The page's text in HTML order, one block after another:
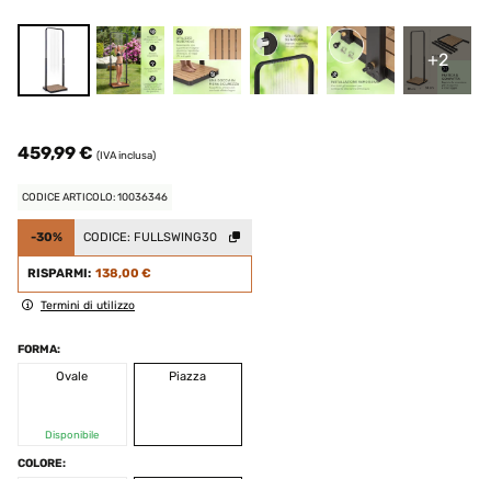
+2
459,99 € (IVA inclusa)
CODICE ARTICOLO: 10036346
-30% CODICE: FULLSWING30
RISPARMI: 138,00 €
Termini di utilizzo
FORMA:
Ovale
Disponibile
Piazza
COLORE: